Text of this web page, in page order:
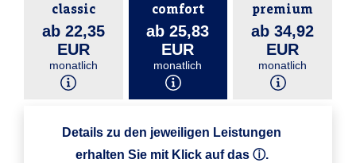
classic
ab 22,35
EUR
monatlich
comfort
ab 25,83
EUR
monatlich
premium
ab 34,92
EUR
monatlich
Details zu den jeweiligen Leistungen
erhalten Sie mit Klick auf das ⓘ.